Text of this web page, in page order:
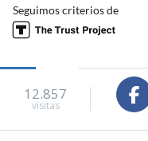
Seguimos criterios de
12.857
visitas